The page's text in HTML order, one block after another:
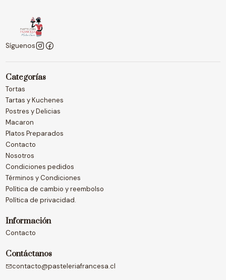
Síguenos
Categorías
Tortas
Tartas y Kuchenes
Postres y Delicias
Macaron
Platos Preparados
Contacto
Nosotros
Condiciones pedidos
Términos y Condiciones
Política de cambio y reembolso
Política de privacidad.
Información
Contacto
Contáctanos
contacto@pasteleriafrancesa.cl